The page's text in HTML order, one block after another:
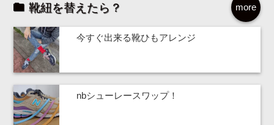
more
靴紐を替えたら？
今すぐ出来る靴ひもアレンジ
nbシューレースワップ！